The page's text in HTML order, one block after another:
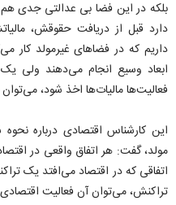
دارد قبل از دریافت حقوقش،
داریم که در فضاهای غیرمولد کار
ابعاد وسیع انجام می‌دهند ولی
فعالیت‌ها مالیات‌ها اخذ شود،
این کارشناس اقتصادی درباره
مولد، گفت: هر اتفاق واقعی در
اتفاقی که در اقتصاد می‌افتد یک
تراکنش، می‌توان آن فعالیت